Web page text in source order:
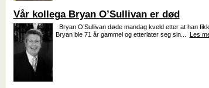
Vår kollega Bryan O’Sullivan er død
Bryan O’Sullivan døde mandag kveld etter at han
Bryan ble 71 år gammel og etterlater seg sin... Les